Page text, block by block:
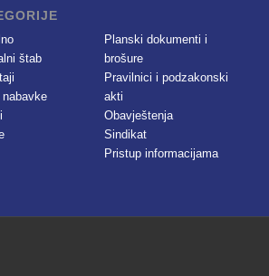
štab
Planski dokumenti i
brošure
Pravilnici i podzakonski
akti
Obavještenja
Sindikat
Pristup informacijama